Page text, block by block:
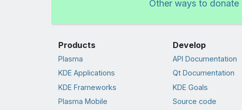
Other ways to donate
Products
Plasma
KDE Applications
KDE Frameworks
Plasma Mobile
Develop
API Documentation
Qt Documentation
KDE Goals
Source code